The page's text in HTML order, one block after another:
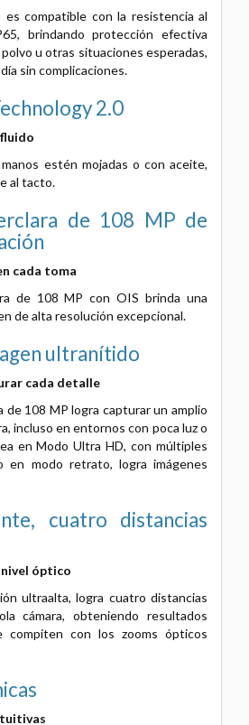
compatible con la resistencia al
brindando protección efectiva
u otras situaciones esperadas,
sin complicaciones.
2.0
estén mojadas o con aceite,
al tacto.
de 108 MP de
cada toma
de 108 MP con OIS brinda una
de alta resolución excepcional.
ultranítido
cada detalle
de 108 MP logra capturar un amplio
incluso en entornos con poca luz o
en Modo Ultra HD, con múltiples
en modo retrato, logra imágenes
cuatro distancias
óptico
ultraalta, logra cuatro distancias
cámara, obteniendo resultados
compiten con los zooms ópticos